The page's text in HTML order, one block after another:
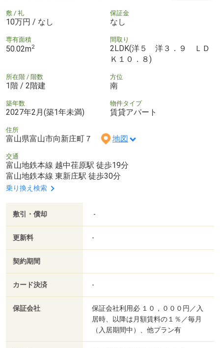
敷 / 礼
10万円 / なし
保証金
なし
専有面積
50.02m2
間取り
2LDK(洋５ 洋３．９ ＬＤ
Ｋ１０．８)
所在階 / 階数
1階 / 2階建
方位
南
築年数
2027年2月(築1年未満)
物件タイプ
賃貸アパート
住所
富山県富山市向新庄町７ 地図
交通
富山地鉄本線 越中荏原駅 徒歩19分
富山地鉄本線 東新庄駅 徒歩30分
乗り換え検索
敷引・償却 -
更新料 -
契約期間
カード決済 -
保証会社
保証会社利用必 １０，０００円／入
居時、以降は月額賃料の１％／毎月
（入居期間中）、他プラン有